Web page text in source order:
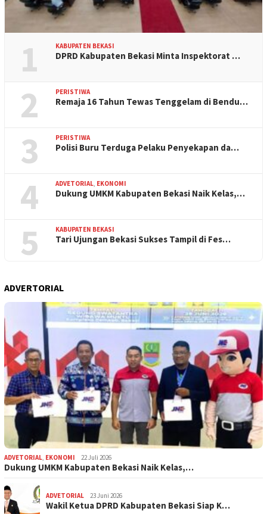
1 KABUPATEN BEKASI
DPRD Kabupaten Bekasi Minta Inspektorat …
2 PERISTIWA
Remaja 16 Tahun Tewas Tenggelam di Bendu…
3 PERISTIWA
Polisi Buru Terduga Pelaku Penyekapan da…
4 ADVETORIAL, EKONOMI
Dukung UMKM Kabupaten Bekasi Naik Kelas,…
5 KABUPATEN BEKASI
Tari Ujungan Bekasi Sukses Tampil di Fes…
ADVERTORIAL
ADVETORIAL EKONOMI 22 Juli 2026
Dukung UMKM Kabupaten Bekasi Naik Kelas,…
ADVETORIAL 23 Juni 2026
Wakil Ketua DPRD Kabupaten Bekasi Siap K…